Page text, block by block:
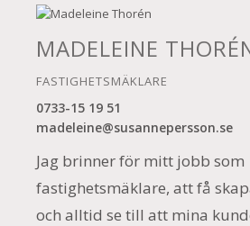
MADELEINE
FASTIGHETSMÄKLARE
0733-15 19 51
madeleine@susannepersson.se
Jag brinner för mitt jobb som
fastighetsmäklare, att få
och alltid se till att mina